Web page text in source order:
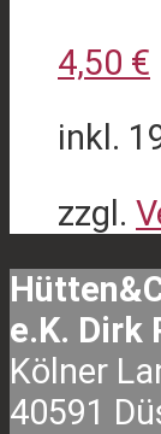
4,50 €
inkl.
zzgl.
e.K. Dirk
Kölner
40591